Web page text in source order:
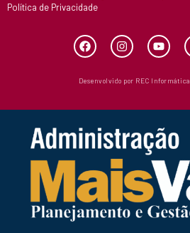
Política de Privacidade
Desenvolvido por REC Informática